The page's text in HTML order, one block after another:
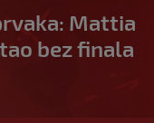
Mattia
bez finala